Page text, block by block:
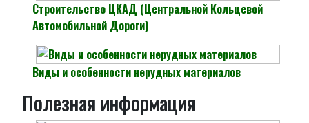
Строительство ЦКАД (Центральной Кольцевой
Автомобильной Дороги)
Виды и особенности нерудных материалов
Полезная информация